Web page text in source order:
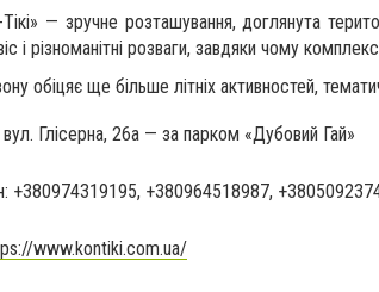
— зручне розташування, доглянута
і різноманітні розваги, завдяки чому
обіцяє ще більше літніх активностей,
Глісерна, 26а — за парком «Дубовий Гай»
+380974319195, +380964518987,
www.kontiki.com.ua/